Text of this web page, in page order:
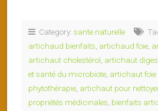
Category: sante naturelle
artichaud bienfaits artichaud foie
artichaut cholestérol artichaut
et santé du microbiote artichaut foie
phytothérapie artichaut pour
propriétés médicinales bienfaits